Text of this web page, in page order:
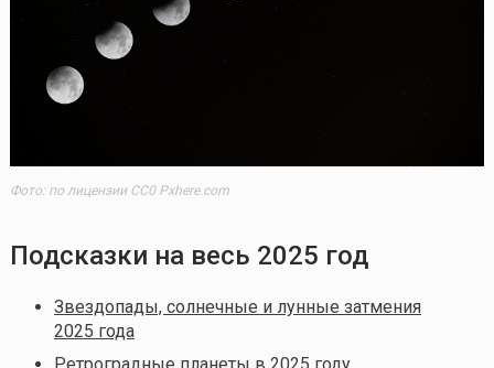
Фото: по лицензии CC0 Pxhere.com
Подсказки на весь 2025 год
Звездопады, солнечные и лунные затмения
2025 года